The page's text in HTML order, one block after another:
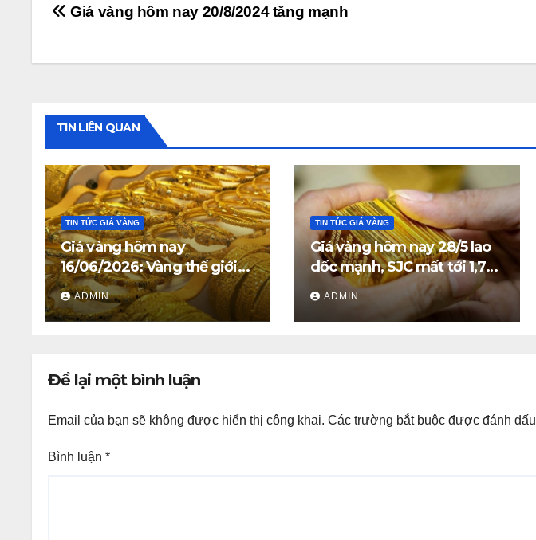
Điều
bài
Giá vàng hôm nay 20/8/2024 tăng mạnh
TIN LIÊN QUAN
TIN TỨC GIÁ VÀNG
Giá vàng hôm nay
16/06/2026: Vàng thế giới
giữ trên 4.312 USD, giá vàng
SJC và vàng nhẫn trong
nước đi ngang
ADMIN
TIN TỨC GIÁ VÀNG
Giá vàng hôm nay 28/5 lao
dốc mạnh, SJC mất tới 1,7
triệu đồng/lượng
ADMIN
Để lại một bình luận
Email của bạn sẽ không được hiển thị công khai. Các trường bắt buộc được đánh dấu
Bình luận *